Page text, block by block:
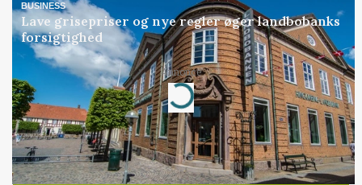
BUSINESS
Lave grisepriser og nye regler øger landbobanks
forsigtighed
Annonce
Loading...
Jobs